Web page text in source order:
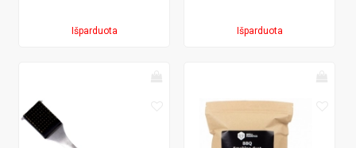
Išparduota Išparduota